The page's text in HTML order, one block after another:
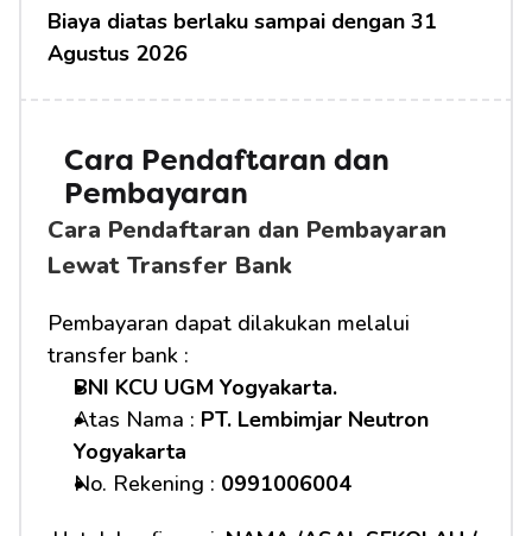
Biaya diatas berlaku sampai dengan 31
Agustus 2026
Cara Pendaftaran dan
Pembayaran
Cara Pendaftaran dan Pembayaran
Lewat Transfer Bank
Pembayaran dapat dilakukan melalui
transfer bank :
BNI KCU UGM Yogyakarta.
Atas Nama : PT. Lembimjar Neutron
Yogyakarta
No. Rekening : 0991006004